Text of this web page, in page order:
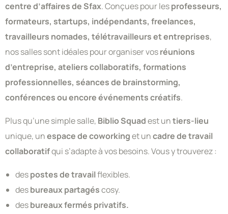
centre d’affaires de Sfax. Conçues pour lesprofesseurs,
formateurs, startups, indépendants, freelances,
travailleurs nomades, télétravailleurs et entreprises,
nos salles sont idéales pour organiser vosréunions
d’entreprise, ateliers collaboratifs, formations
professionnelles, séances de brainstorming,
conférences ou encore événements créatifs.
Plus qu’une simple salle, Biblio Squadest untiers-lieu
unique, unespace de coworkinget uncadre de travail
collaboratifqui s’adapte à vos besoins. Vous y trouverez :
despostes de travailflexibles.
desbureaux partagéscosy.
desbureaux fermés privatifs.